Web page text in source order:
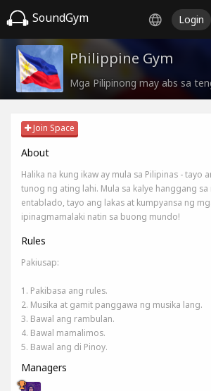
SoundGym Login
Philippine Gym
Mga Pilipinong may abs sa
Join Space
About
Halika na kung ikaw ay mula sa Pilipinas - tayo
tunog ng ating lahi. Mula sa kalye hanggang
entablado, tayo ang lakas at kumpyansa ng
ipinagmamalaki natin sa buong mundo!
Rules
Pakiusap:
1. Pakibasa ang rules.
2. Musika at gamit panggawa ng musika lang.
3. Bawal ang rambulan.
4. Bawal mamalimos.
5. Bawal ang di Pinoy.
Managers